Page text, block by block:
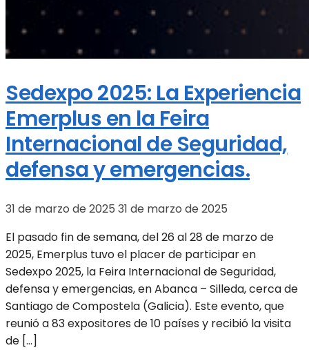
Sedexpo 2025: La Experiencia
Emerplus en la Feira
Internacional de Seguridad,
defensa y emergencias.
31 de marzo de 2025 31 de marzo de 2025
El pasado fin de semana, del 26 al 28 de marzo de
2025, Emerplus tuvo el placer de participar en
Sedexpo 2025, la Feira Internacional de Seguridad,
defensa y emergencias, en Abanca – Silleda, cerca de
Santiago de Compostela (Galicia). Este evento, que
reunió a 83 expositores de 10 países y recibió la visita
de […]